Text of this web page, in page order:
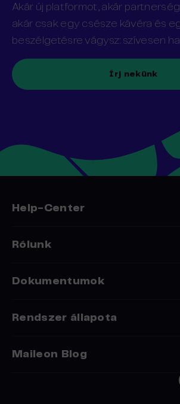
Akár új platformot, akár
akár csak egy csésze kávéra és
beszélgetésre vágysz: szívesen
Írj nekünk
Help-Center
Rólunk
Careers
Dokumentumok
Rendszer állapota
Maileon Blog